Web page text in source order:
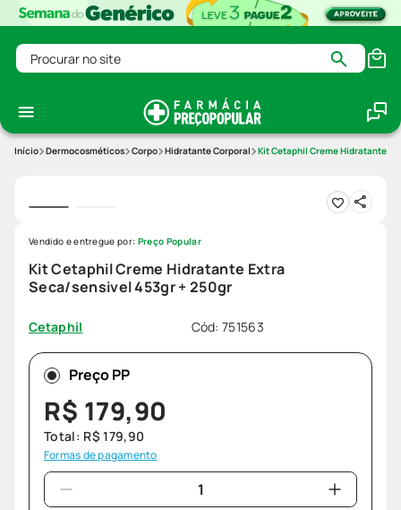
Procurar no site
Dermocosméticos Corpo Hidratante Corporal Kit Cetaphil Creme Hidratante
Kit Cetaphil Creme Hidratante Extra
Seca/sensivel 453gr + 250gr
Cetaphil Cód:751563
Vendido e entregue por: Preço Popular
Preço PP
R$ 179,90
Total: R$ 179,90
Formas de pagamento